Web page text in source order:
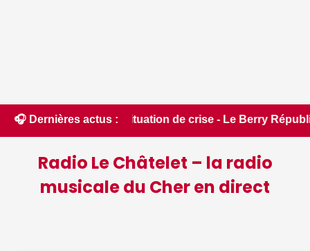
🎧 Dernières actus :de crise - Le Berry Républicain • 📰
Radio Le Châtelet – la radio
musicale du Cher en direct